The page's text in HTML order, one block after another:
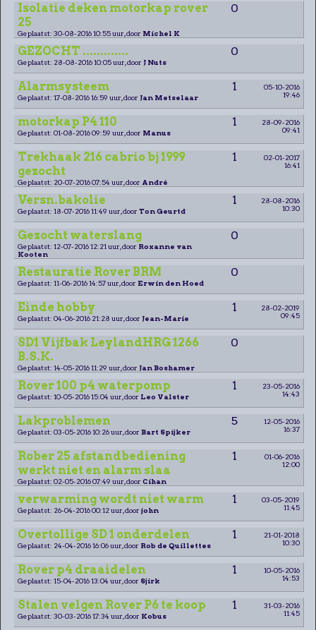
Isolatie deken motorkap rover
25
0
Geplaatst: 30-08-2016 10:55 uur, door Michel K
GEZOCHT ............. 0
Geplaatst: 28-08-2016 10:05 uur, door J Nuts
Alarmsysteem 1
05-10-2016
19:46
Geplaatst: 17-08-2016 16:59 uur, door Jan Metselaar
motorkap P4 110 1
28-09-2016
09:41
Geplaatst: 01-08-2016 09:59 uur, door Manus
Trekhaak 216 cabrio bj 1999
gezocht
1
02-01-2017
16:41
Geplaatst: 20-07-2016 07:54 uur, door André
Versn.bakolie 1
28-08-2016
10:30
Geplaatst: 18-07-2016 11:49 uur, door Ton Geurtd
Gezocht waterslang 0
Geplaatst: 12-07-2016 12:21 uur, door Roxanne van
Kooten
Restauratie Rover BRM 0
Geplaatst: 11-06-2016 14:57 uur, door Erwin den Hoed
Einde hobby 1
28-02-2019
09:45
Geplaatst: 04-06-2016 21:28 uur, door Jean-Marie
SD1 Vijfbak LeylandHRG 1266
B.S.K.
0
Geplaatst: 14-05-2016 11:29 uur, door Jan Boshamer
Rover 100 p4 waterpomp 1
23-05-2016
14:43
Geplaatst: 10-05-2016 15:04 uur, door Leo Valster
Lakproblemen 5
12-05-2016
16:37
Geplaatst: 03-05-2016 10:26 uur, door Bart Spijker
Rober 25 afstandbediening
werkt niet en alarm slaa
1
01-06-2016
12:00
Geplaatst: 02-05-2016 07:49 uur, door Cihan
verwarming wordt niet warm 1
03-05-2019
11:45
Geplaatst: 26-04-2016 00:12 uur, door john
Overtollige SD 1 onderdelen 1
21-01-2018
10:30
Geplaatst: 24-04-2016 16:06 uur, door Rob de Quillettes
Rover p4 draaidelen 1
10-05-2016
14:53
Geplaatst: 15-04-2016 13:04 uur, door Sjirk
Stalen velgen Rover P6 te koop 1
31-03-2016
11:45
Geplaatst: 30-03-2016 17:34 uur, door Kobus